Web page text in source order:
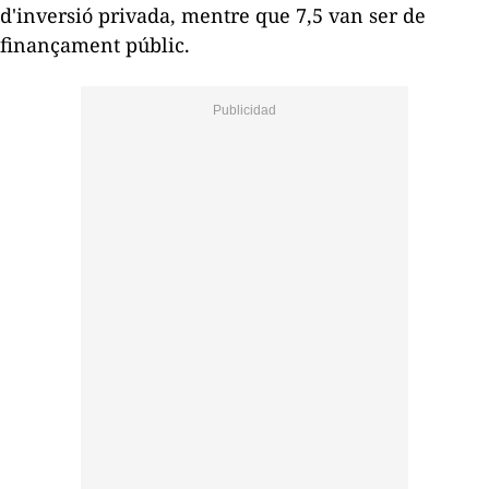
d'inversió privada, mentre que 7,5 van ser de
finançament públic.